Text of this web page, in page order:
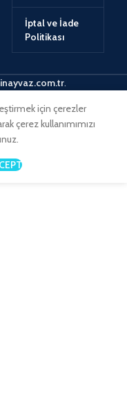
İptal ve İade
Politikası
.
için çerezler
çerez kullanımımızı